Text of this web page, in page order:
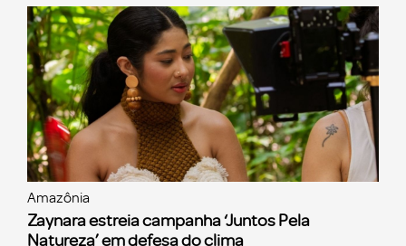
Amazônia
Zaynara estreia campanha ‘Juntos Pela
Natureza’ em defesa do clima